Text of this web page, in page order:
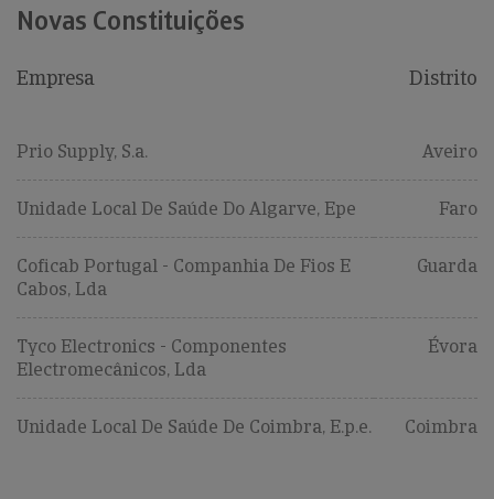
Novas Constituições
Empresa Distrito
Prio Supply, S.a. Aveiro
Unidade Local De Saúde Do Algarve, Epe Faro
Coficab Portugal - Companhia De Fios E
Cabos, Lda
Guarda
Tyco Electronics - Componentes
Electromecânicos, Lda
Évora
Unidade Local De Saúde De Coimbra, E.p.e. Coimbra